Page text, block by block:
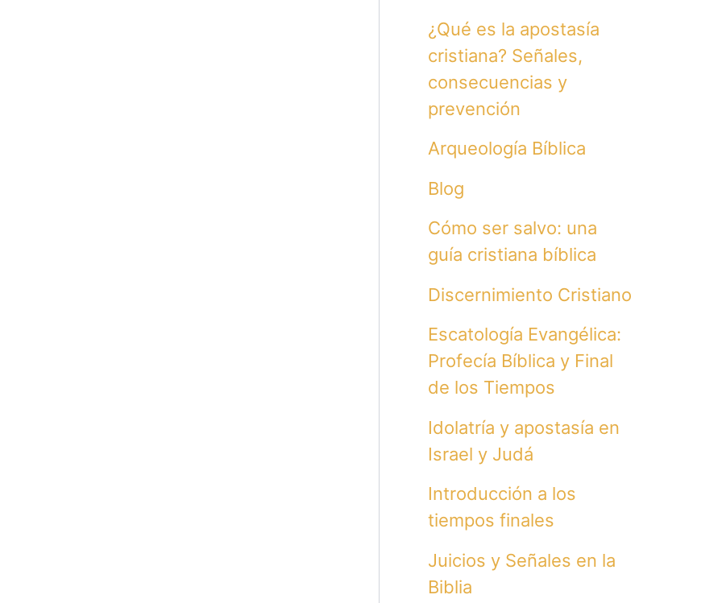
¿Qué es la apostasía
cristiana? Señales,
consecuencias y
prevención
Arqueología Bíblica
Blog
Cómo ser salvo: una
guía cristiana bíblica
Discernimiento Cristiano
Escatología Evangélica:
Profecía Bíblica y Final
de los Tiempos
Idolatría y apostasía en
Israel y Judá
Introducción a los
tiempos finales
Juicios y Señales en la
Biblia